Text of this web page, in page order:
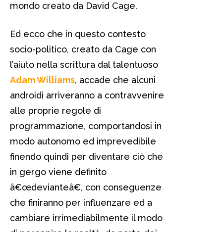
mondo creato da David Cage.
Ed ecco che in questo contesto
socio-politico, creato da Cage con
l’aiuto nella scrittura dal talentuoso
Adam Williams, accade che alcuni
androidi arriveranno a contravvenire
alle proprie regole di
programmazione, comportandosi in
modo autonomo ed imprevedibile
finendo quindi per diventare ciò che
in gergo viene definito
â€œdevianteâ€, con conseguenze
che finiranno per influenzare ed a
cambiare irrimediabilmente il modo